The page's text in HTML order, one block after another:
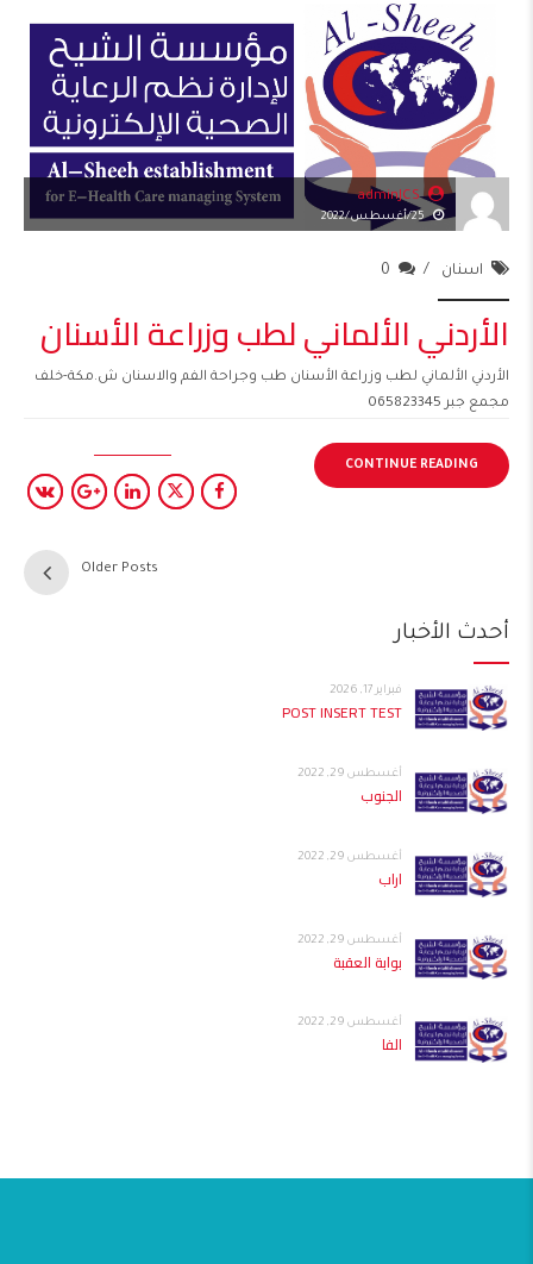
adminJCS
25/أغسطس/2022
اسنان 0
الأردني الألماني لطب وزراعة الأسنان
الأردني الألماني لطب وزراعة الأسنان طب وجراحة الفم والاسنان ش.مكة-خلف
مجمع جبر 065823345
CONTINUE READING
Older Posts
أحدث الأخبار
فبراير 17, 2026
POST INSERT TEST
أغسطس 29, 2022
الجنوب
أغسطس 29, 2022
اراب
أغسطس 29, 2022
بوابة العقبة
أغسطس 29, 2022
الفا